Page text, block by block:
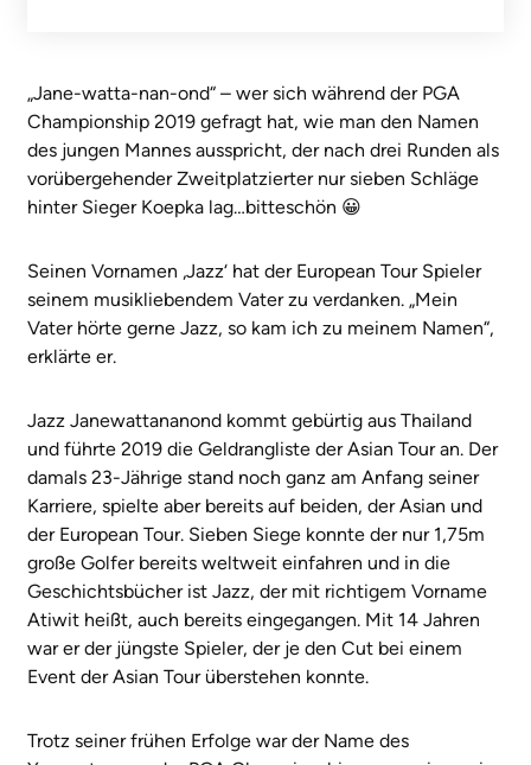
„Jane-watta-nan-ond“ – wer sich während der PGA
Championship 2019 gefragt hat, wie man den Namen
des jungen Mannes ausspricht, der nach drei Runden als
vorübergehender Zweitplatzierter nur sieben Schläge
hinter Sieger Koepka lag…bitteschön 😀
Seinen Vornamen ‚Jazz‘ hat der European Tour Spieler
seinem musikliebendem Vater zu verdanken. „Mein
Vater hörte gerne Jazz, so kam ich zu meinem Namen“,
erklärte er.
Jazz Janewattananond kommt gebürtig aus Thailand
und führte 2019 die Geldrangliste der Asian Tour an. Der
damals 23-Jährige stand noch ganz am Anfang seiner
Karriere, spielte aber bereits auf beiden, der Asian und
der European Tour. Sieben Siege konnte der nur 1,75m
große Golfer bereits weltweit einfahren und in die
Geschichtsbücher ist Jazz, der mit richtigem Vorname
Atiwit heißt, auch bereits eingegangen. Mit 14 Jahren
war er der jüngste Spieler, der je den Cut bei einem
Event der Asian Tour überstehen konnte.
Trotz seiner frühen Erfolge war der Name des